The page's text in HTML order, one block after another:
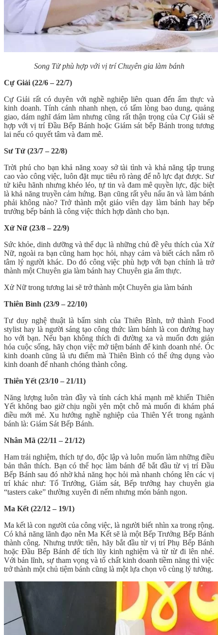
Song Tử phù hợp với vị trí Chuyên gia làm bánh
Cự Giải (22/6 – 22/7)
Cự Giải rất có duyên với nghề nghiệp liên quan đến ẩm thực và
kinh doanh. Tính cánh nhanh nhẹn, có tấm lòng bao dung, quảng
giao, dám nghĩ dám làm nhưng cũng rất thận trọng của Cự Giải sẽ
hợp với vị trí Đầu Bếp Bánh hoặc Giám sát bếp Bánh trong tương
lai nếu có quyết tâm và đam mê.
Sư Tử (23/7 – 22/8)
Trời phú cho bạn khả năng xoay sở tài tình và khả năng tập trung
cao vào công việc, luôn đặt mục tiêu rõ ràng để nỗ lực đạt được. Sư
tử kiêu hãnh nhưng khéo léo, tự tin và đam mê quyền lực, đặc biệt
là khả năng truyền cảm hứng. Bạn cũng rất yêu nấu ăn và làm bánh
phải không nào? Trở thành một giáo viên dạy làm bánh hay bếp
trưởng bếp bánh là công việc thích hợp dành cho bạn.
Xử Nữ (23/8 – 22/9)
Sức khỏe, dinh dưỡng và thể dục là những chủ đề yêu thích của Xử
Nữ, ngoài ra bạn cũng ham học hỏi, nhạy cảm và biết cách nắm rõ
tâm lý người khác. Do đó công việc phù hợp với bạn chính là trở
thành một Chuyên gia làm bánh hay Chuyên gia ẩm thực.
Xử Nữ trong tương lai sẽ trở thành một Chuyên gia làm bánh
Thiên Bình (23/9 – 22/10)
Tư duy nghệ thuật là bẩm sinh của Thiên Bình, trở thành Food
stylist hay là người sáng tạo công thức làm bánh là con đường hay
ho với bạn. Nếu bạn không thích đi đường xa và muốn đơn giản
hóa cuộc sống, hãy chọn việc mở tiệm bánh để kinh doanh nhé. Óc
kinh doanh cũng là ưu điểm mà Thiên Bình có thể ứng dụng vào
kinh doanh để nhanh chóng thành công.
Thiên Yết (23/10 – 21/11)
Năng lượng luôn tràn đầy và tính cách khá mạnh mẽ khiến Thiên
Yết không bao giờ chịu ngồi yên một chỗ mà muốn đi khám phá
điều mới mẻ. Xu hướng nghề nghiệp của Thiên Yết trong ngành
bánh là: Giám Sát Bếp Bánh.
Nhân Mã (22/11 – 21/12)
Ham trải nghiệm, thích tự do, độc lập và luôn muốn làm những điều
bản thân thích. Bạn có thể học làm bánh để bắt đầu từ vị trí Đầu
Bếp Bánh sau đó nhờ khả năng học hỏi mà nhanh chóng lên các vị
trí khác như: Tổ Trưởng, Giám sát, Bếp trưởng hay chuyên gia
“tasters cake” thường xuyên đi nếm nhưng món bánh ngon.
Ma Kết (22/12 – 19/1)
Ma kết là con người của công việc, là người biết nhìn xa trong rộng.
Có khả năng lãnh đạo nên Ma Kết sẽ là một Bếp Trưởng Bếp Bánh
thành công. Nhưng trước tiên, hãy bắt đầu từ vị trí Phụ Bếp Bánh
hoặc Đầu Bếp Bánh để tích lũy kinh nghiệm và từ từ đi lên nhé.
Với bản lĩnh, sự tham vọng và tố chất kinh doanh tiềm năng thì việc
trở thành một chủ tiệm bánh cũng là một lựa chọn vô cùng lý tưởng.